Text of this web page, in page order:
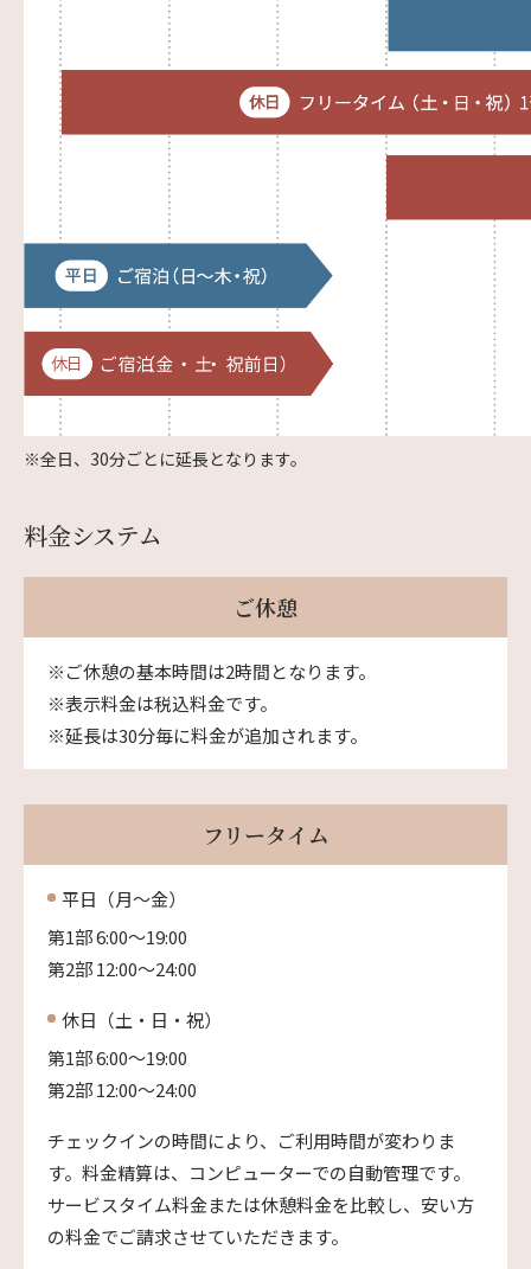
※全日、30分ごとに延長となります。
料金システム
ご休憩
※ご休憩の基本時間は2時間となります。
※表示料金は税込料金です。
※延長は30分毎に料金が追加されます。
フリータイム
平日（月〜金）
第1部 6:00〜19:00
第2部 12:00〜24:00
休日（土・日・祝）
第1部 6:00〜19:00
第2部 12:00〜24:00
チェックインの時間により、ご利用時間が変わりま
す。料金精算は、コンピューターでの自動管理です。
サービスタイム料金または休憩料金を比較し、安い方
の料金でご請求させていただきます。